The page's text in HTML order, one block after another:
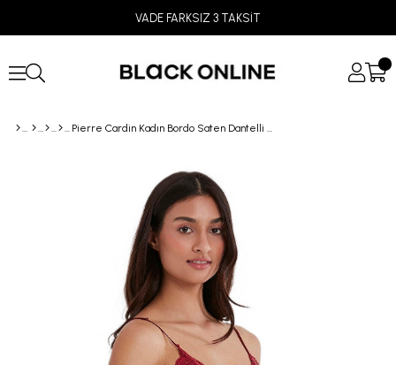
VADE FARKSIZ 3 TAKSİT
Pierre Cardin Kadın Bordo Saten Dantelli Pijama Şort Takım 430